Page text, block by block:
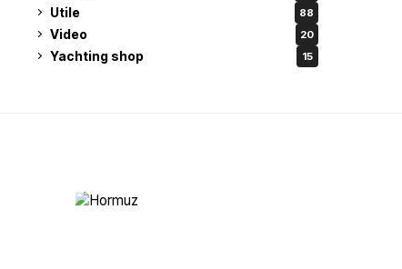
Utile 88
Video 20
Yachting shop 15